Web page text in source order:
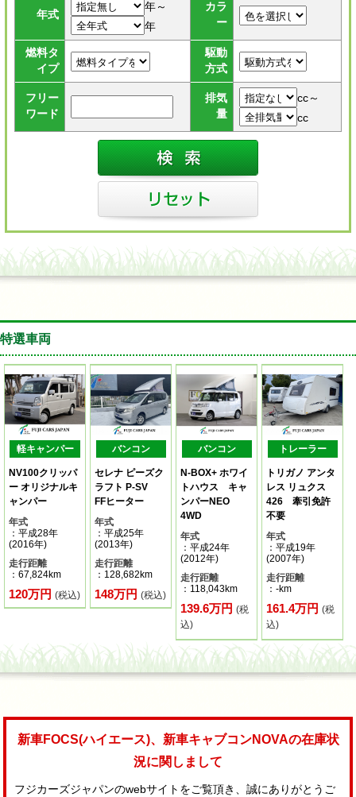
年式
年～
年
カラ
ー
燃料タ
イプ
駆動
方式
フリー
ワード
排気
量
cc～
cc
特選車両
軽キャンパー
NV100クリッパ
ー オリジナルキ
ャンパー
年式
：平成28年
(2016年)
走行距離
：67,824km
120万円 (税込)
バンコン
セレナ ピーズク
ラフト P-SV
FFヒーター
年式
：平成25年
(2013年)
走行距離
：128,682km
148万円(税込)
バンコン
N-BOX+ ホワイ
トハウス キャ
ンパーNEO
4WD
年式
：平成24年
(2012年)
走行距離
：118,043km
139.6万円(税
込)
トレーラー
トリガノ アンタ
レス リュクス
426 牽引免許
不要
年式
：平成19年
(2007年)
走行距離
：-km
161.4万円(税
込)
新車FOCS(ハイエース)、新車キャブコンNOVAの在庫状
況に関しまして
フジカーズジャパンのwebサイトをご覧頂き、誠にありがとうご